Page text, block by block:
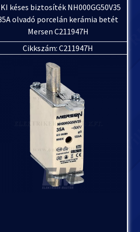
késes biztosíték NH000GG50V35
olvadó porcelán kerámia betét
Mersen C211947H
Cikkszám: C211947H